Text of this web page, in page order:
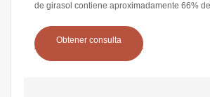
de girasol contiene aproximadamente 66%
Obtener consulta